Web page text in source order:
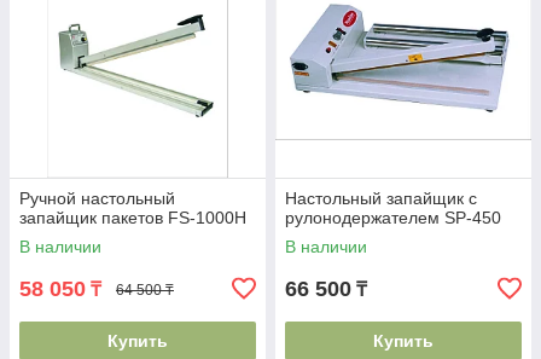
Ручной настольный
запайщик пакетов FS-1000H
В наличии
58 050 ₸ 64 500 ₸
Купить
Настольный запайщик с
рулонодержателем SP-450
В наличии
66 500 ₸
Купить